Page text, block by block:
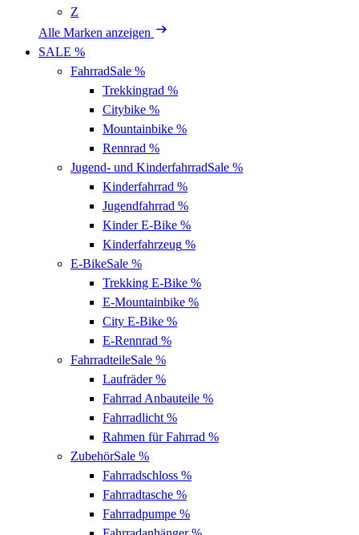
Z
Alle Marken anzeigen
SALE %
FahrradSale %
Trekkingrad %
Citybike %
Mountainbike %
Rennrad %
Jugend- und KinderfahrradSale %
Kinderfahrrad %
Jugendfahrrad %
Kinder E-Bike %
Kinderfahrzeug %
E-BikeSale %
Trekking E-Bike %
E-Mountainbike %
City E-Bike %
E-Rennrad %
FahrradteileSale %
Laufräder%
Fahrrad Anbauteile %
Fahrradlicht %
Rahmen für Fahrrad %
ZubehörSale %
Fahrradschloss %
Fahrradtasche %
Fahrradpumpe %